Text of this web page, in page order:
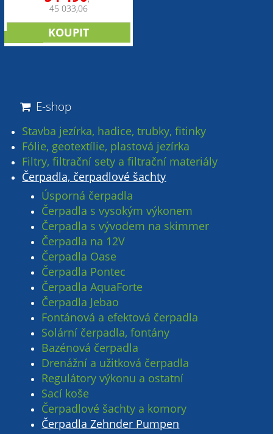
45 033,06
E-shop
Stavba jezírka, hadice, trubky, fitinky
Fólie, geotextílie, plastová jezírka
Filtry, filtrační sety a filtrační materiály
Čerpadla, čerpadlové šachty
Úsporná čerpadla
Čerpadla s vysokým výkonem
Čerpadla s vývodem na skimmer
Čerpadla na 12V
Čerpadla Oase
Čerpadla Pontec
Čerpadla AquaForte
Čerpadla Jebao
Fontánová a efektová čerpadla
Solární čerpadla, fontány
Bazénová čerpadla
Drenážní a užitková čerpadla
Regulátory výkonu a ostatní
Sací koše
Čerpadlové šachty a komory
Čerpadla Zehnder Pumpen